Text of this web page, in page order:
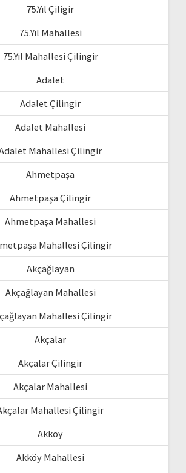
75.Yıl Çiligir
75.Yıl Mahallesi
75.Yıl Mahallesi Çilingir
Adalet
Adalet Çilingir
Adalet Mahallesi
Mahallesi Çilingir
Ahmetpaşa
Ahmetpaşa Çilingir
Ahmetpaşa Mahallesi
Mahallesi Çilingir
Akçağlayan
Akçağlayan Mahallesi
Mahallesi Çilingir
Akçalar
Akçalar Çilingir
Akçalar Mahallesi
Mahallesi Çilingir
Akköy
Akköy Mahallesi